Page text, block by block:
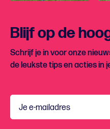
Blijf op de
Schrijf je in voor onze
de leukste tips en acties in
Je e-mailadres